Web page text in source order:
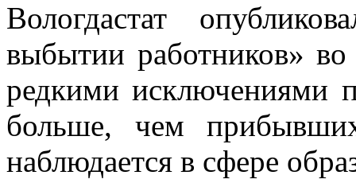
Вологдастат
выбытии работников» во
редкими исключениями
больше, чем
наблюдается в сфере